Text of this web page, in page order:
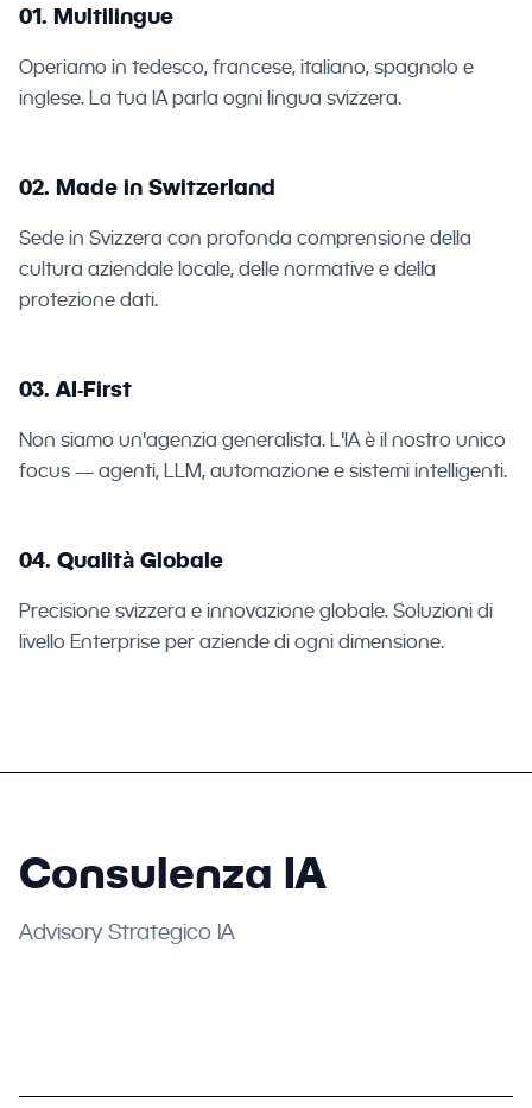
01. Multilingue
Operiamo in tedesco, francese, italiano, spagnolo e
inglese. La tua IA parla ogni lingua svizzera.
02. Made in Switzerland
Sede in Svizzera con profonda comprensione della
cultura aziendale locale, delle normative e della
protezione dati.
03. AI-First
Non siamo un'agenzia generalista. L'IA è il nostro unico
focus — agenti, LLM, automazione e sistemi intelligenti.
04. Qualità Globale
Precisione svizzera e innovazione globale. Soluzioni di
livello Enterprise per aziende di ogni dimensione.
Consulenza IA
Advisory Strategico IA